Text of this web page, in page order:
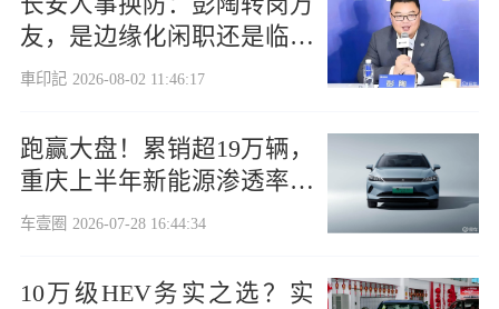
友，是边缘化闲职还是临危
受命？
車印記 2026-08-02 11:46:17
跑赢大盘！累销超19万辆，
重庆上半年新能源渗透率近
60%
车壹圈 2026-07-28 16:44:34
10万级HEV务实之选？实